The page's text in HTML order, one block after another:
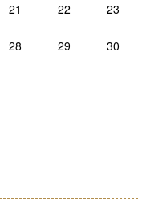
21 22 23
28 29 30